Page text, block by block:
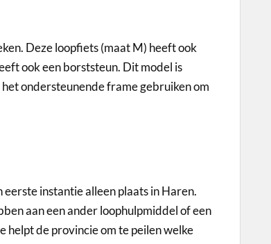
Deze loopfiets (maat M) heeft ook
ook een borststeun. Dit model is
ondersteunende frame gebruiken om
instantie alleen plaats in Haren.
aan een ander loophulpmiddel of een
helpt de provincie om te peilen welke